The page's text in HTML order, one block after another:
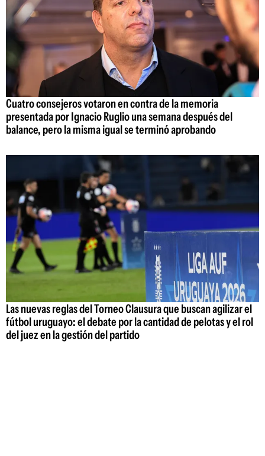
Cuatro consejeros votaron en contra de la memoria
presentada por Ignacio Ruglio una semana después del
balance, pero la misma igual se terminó aprobando
Las nuevas reglas del Torneo Clausura que buscan agilizar el
fútbol uruguayo: el debate por la cantidad de pelotas y el rol
del juez en la gestión del partido